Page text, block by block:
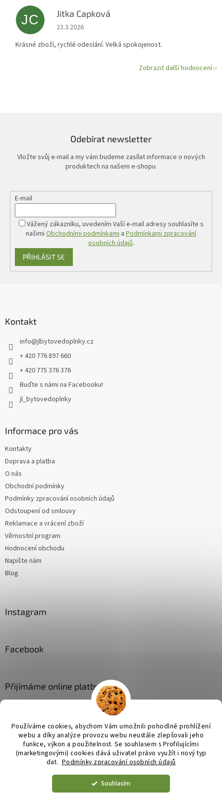
Používáme cookies, abychom Vám umožnili pohodlné prohlížení
webu a díky analýze provozu webu neustále zlepšovali jeho
funkce, výkon a použitelnost. Se souhlasem s Profilujícími
(marketingovými) cookies dává uživatel právo využít i nový typ
dat. Podmínky zpracování osobních údajů
Souhlasím
JC Jitka Capková
Hodnocení obchodu je 5 z 5 hvězdiček.
23.3.2026
Krásné zboží, rychlé odeslání. Velká spokojenost.
Zobrazit další hodnocení
Odebírat newsletter
Vložte svůj e-mail a my vám budeme zasílat informace o nových
produktech na našem e-shopu.
E-mail
Vážený zákazníku, uvedením Vaší e-mail adresy souhlasíte s
našimi Obchodními podmínkami a Podmínkami zpracování
osobních údajů.
PŘIHLÁSIT SE
Kontakt
info@jlbytovedoplnky.cz
+ 420 776 897 660
+ 420 775 376 376
Buďte s námi na Facebooku!
jl_bytovedoplnky
Informace pro vás
Kontakty
Doprava a platba
O nás
Obchodní podmínky
Podmínky zpracování osobních údajů
Odstoupení od smlouvy
Reklamace a vrácení zboží
Věrnostní program
Hodnocení obchodu
Napište nám
Blog
Instagram
Facebook
Přijímáme online platby
Vytvořil Shoptet
JL bytové doplňky. Všechna práva vyhrazena.
Upravit nastavení cookies